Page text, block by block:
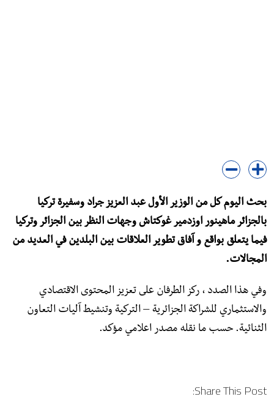
بحث اليوم كل من الوزير الأول عبد العزيز جراد وسفيرة تركيا
بالجزائر ماهينور اوزدمير غوكتاش وجهات النظر بين الجزائر وتركيا
فيما يتعلق بواقع و آفاق تطوير العلاقات بين البلدين في العديد من
المجالات.
وفي هذا الصدد ، ركز الطرفان على تعزيز المحتوى الاقتصادي
والاستثماري للشراكة الجزائرية – التركية وتنشيط آليات التعاون
الثنائية. حسب ما نقله مصدر اعلامي مؤكد.
Share This Post: